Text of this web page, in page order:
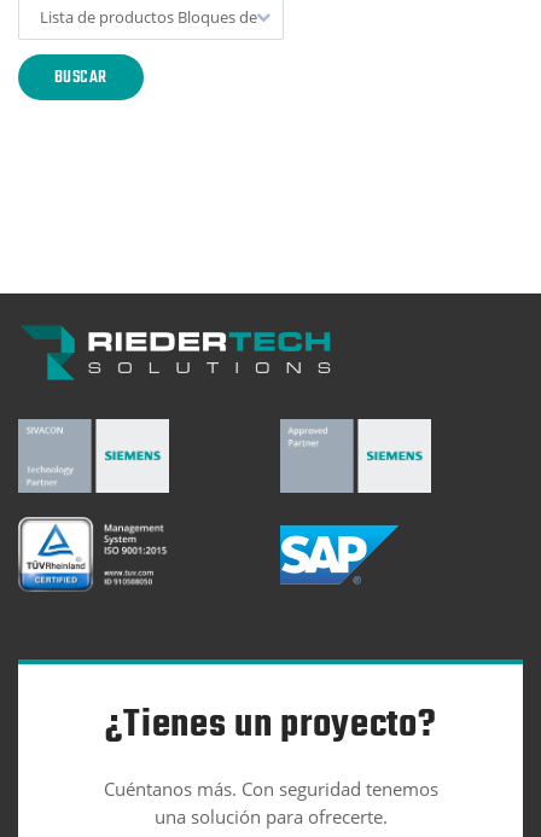
Lista de productos Bloques de distribución push-in
BUSCAR
¿Tienes un proyecto?
Cuéntanos más. Con seguridad tenemos
una solución para ofrecerte.